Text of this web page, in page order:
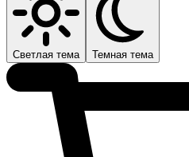
Светлая тема Темная тема